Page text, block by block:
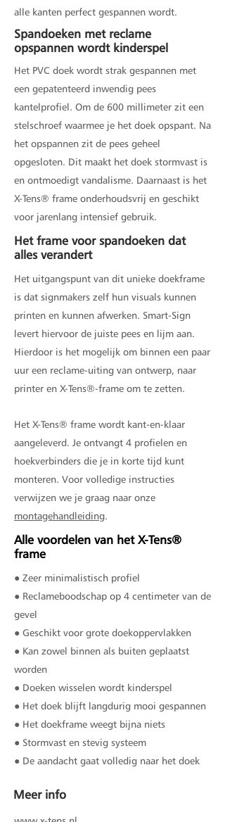
alle kanten perfect gespannen wordt.
Spandoeken met reclame
opspannen wordt kinderspel
Het PVC doek wordt strak gespannen met
een gepatenteerd inwendig pees
kantelprofiel. Om de 600 millimeter zit een
stelschroef waarmee je het doek opspant. Na
het opspannen zit de pees geheel
opgesloten. Dit maakt het doek stormvast is
en ontmoedigt vandalisme. Daarnaast is het
X-Tens® frame onderhoudsvrij en geschikt
voor jarenlang intensief gebruik.
Het frame voor spandoeken dat
alles verandert
Het uitgangspunt van dit unieke doekframe
is dat signmakers zelf hun visuals kunnen
printen en kunnen afwerken. Smart-Sign
levert hiervoor de juiste pees en lijm aan.
Hierdoor is het mogelijk om binnen een paar
uur een reclame-uiting van ontwerp, naar
printer en X-Tens®-frame om te zetten.
Het X-Tens® frame wordt kant-en-klaar
aangeleverd. Je ontvangt 4 profielen en
hoekverbinders die je in korte tijd kunt
monteren. Voor volledige instructies
verwijzen we je graag naar onze
montagehandleiding.
Alle voordelen van het X-Tens®
frame
● Zeer minimalistisch profiel
● Reclameboodschap op 4 centimeter van de
gevel
● Geschikt voor grote doekoppervlakken
● Kan zowel binnen als buiten geplaatst
worden
● Doeken wisselen wordt kinderspel
● Het doek blijft langdurig mooi gespannen
● Het doekframe weegt bijna niets
● Stormvast en stevig systeem
● De aandacht gaat volledig naar het doek
Meer info